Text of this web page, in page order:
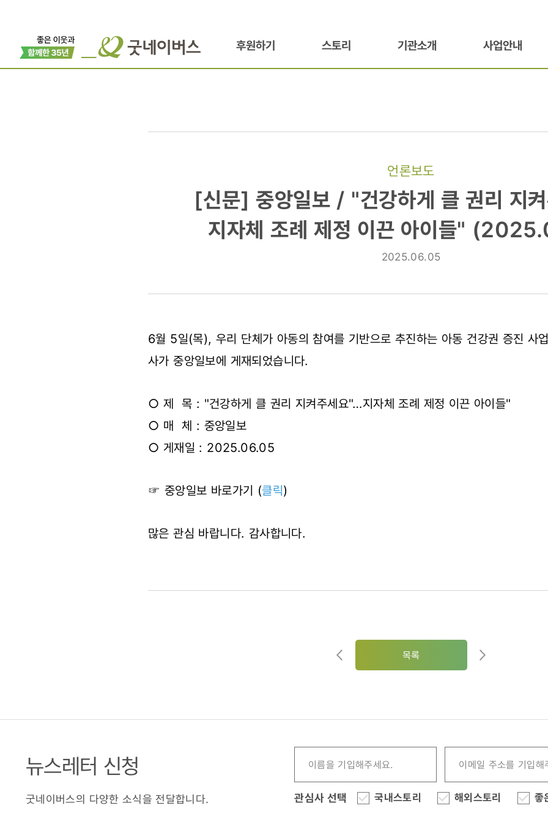
후원하기 스토리 기관소개 사업안내
언론보도
[신문]
중앙일보
"건강하게
권리
지자체
조례
이끈
아이들"
[신문] 중앙일보 / "건강하게 클 권리 지
지자체 조례 제정 이끈 아이들"
2025.06.05
6월 5일(목), 우리 단체가 아동의 참여를 기반으로 추진하는 아동 건강권 증진 사
사가 중앙일보에 게재되었습니다.
○ 제 목 : "건강하게 클 권리 지켜주세요"…지자체 조례 제정 이끈 아이들"
○ 매 체 : 중앙일보
○ 게재일 : 2025.06.05
☞ 중앙일보 바로가기 (클릭)
많은 관심 바랍니다. 감사합니다.
목록
뉴스레터 신청
굿네이버스의 다양한 소식을 전달합니다. 관심사 선택 국내스토리 해외스토리 좋